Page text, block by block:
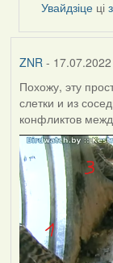
ZNR
Увайдзіце ці
ZNR-
Похожу, эту
слетки и из
конфликтов